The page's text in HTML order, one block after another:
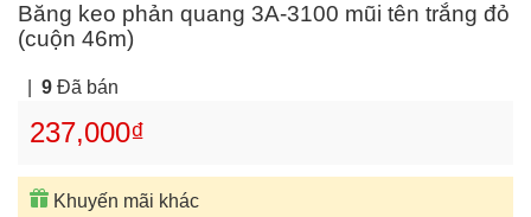
Băng keo phản quang 3A-3100 mũi tên trắng đỏ
(cuộn 46m)
9 Đã bán
237,000₫
Khuyến mãi khác